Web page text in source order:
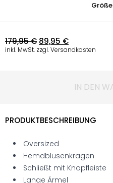
179,95€ 89,95 €
inkl. MwSt. zzgl. Versandkosten
IN DEN
PRODUKTBESCHREIBUNG
Oversized
Hemdblusenkragen
Schließt mit Knopfleiste
Lange Ärmel